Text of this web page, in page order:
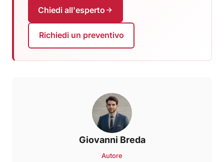
Chiedi all'esperto
Richiedi un preventivo
Giovanni Breda
Autore